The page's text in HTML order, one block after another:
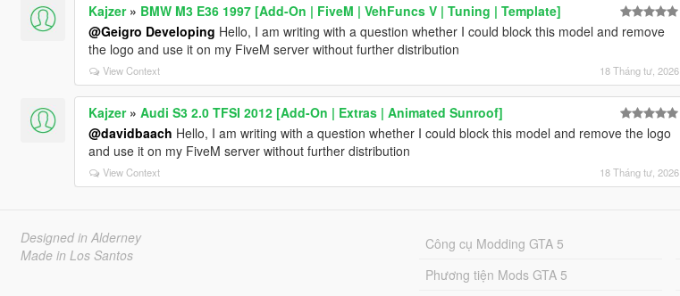
Kajzer» BMW M3 E36 1997 [Add-On | FiveM | VehFuncs V | Tuning | Template]
@Geigro Developing Hello, I am writing with a question whether I could block this model and remove
the logo and use it on my FiveM server without further distribution
View Context 18 Tháng tư, 2026
Kajzer» Audi S3 2.0 TFSI 2012 [Add-On | Extras | Animated Sunroof]
@davidbaach Hello, I am writing with a question whether I could block this model and remove the logo
and use it on my FiveM server without further distribution
View Context 18 Tháng tư, 2026
Designed in Alderney
Made in Los Santos
Công cụ Modding GTA 5
Phương tiện Mods GTA 5